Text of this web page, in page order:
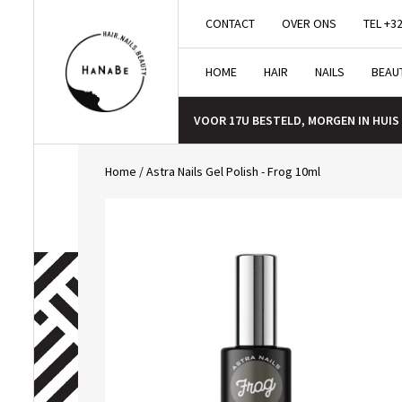
CONTACT OVER ONS TEL
HOME HAIR NAILS
VOOR 17U BESTELD, MORGEN IN HUIS
Home /Astra Nails Gel Polish - Frog 10ml